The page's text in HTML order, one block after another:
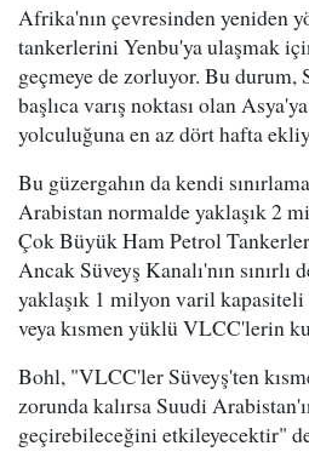
Afrika'nın çevresinden yeniden
tankerlerini Yenbu'ya ulaşmak
geçmeye de zorluyor. Bu durum,
başlıca varış noktası olan
yolculuğuna en az dört hafta
Bu güzergahın da kendi
Arabistan normalde yaklaşık 2
Çok Büyük Ham Petrol
Ancak Süveyş Kanalı'nın
yaklaşık 1 milyon varil
veya kısmen yüklü VLCC'lerin
Bohl, "VLCC'ler Süveyş'ten
zorunda kalırsa Suudi
geçirebileceğini etkileyecektir"